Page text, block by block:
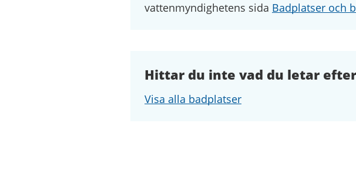
vattenmyndighetens sida Badplatser och
Hittar du inte vad du letar
Visa alla badplatser